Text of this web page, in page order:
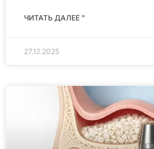
ЧИТАТЬ ДАЛЕЕ "
27.12.2025